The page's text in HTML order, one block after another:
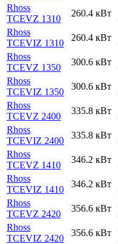
Rhoss
TCEVZ 1310
260.4 кВт
Rhoss
TCEVIZ 1310
260.4 кВт
Rhoss
TCEVZ 1350
300.6 кВт
Rhoss
TCEVIZ 1350
300.6 кВт
Rhoss
TCEVZ 2400
335.8 кВт
Rhoss
TCEVIZ 2400
335.8 кВт
Rhoss
TCEVZ 1410
346.2 кВт
Rhoss
TCEVIZ 1410
346.2 кВт
Rhoss
TCEVZ 2420
356.6 кВт
Rhoss
TCEVIZ 2420
356.6 кВт